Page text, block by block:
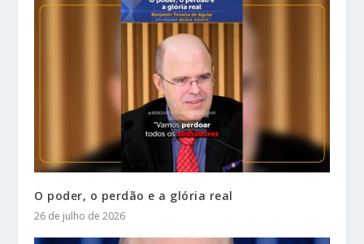
O poder, o perdão e a glória real
26 de julho de 2026